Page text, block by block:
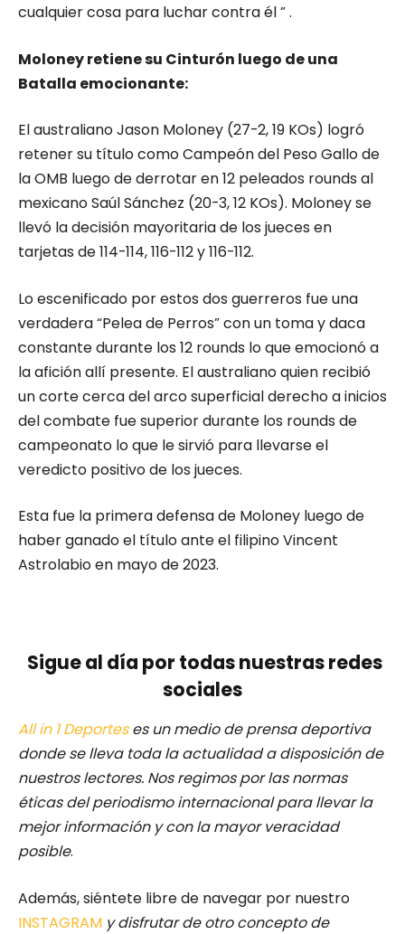
cualquier cosa para luchar contra él ” .
Moloney retiene su Cinturón luego de una
Batalla emocionante:
El australiano Jason Moloney (27-2, 19 KOs) logró
retener su título como Campeón del Peso Gallo de
la OMB luego de derrotar en 12 peleados rounds al
mexicano Saúl Sánchez (20-3, 12 KOs). Moloney se
llevó la decisión mayoritaria de los jueces en
tarjetas de 114-114, 116-112 y 116-112.
Lo escenificado por estos dos guerreros fue una
verdadera “Pelea de Perros” con un toma y daca
constante durante los 12 rounds lo que emocionó a
la afición allí presente. El australiano quien recibió
un corte cerca del arco superficial derecho a inicios
del combate fue superior durante los rounds de
campeonato lo que le sirvió para llevarse el
veredicto positivo de los jueces.
Esta fue la primera defensa de Moloney luego de
haber ganado el título ante el filipino Vincent
Astrolabio en mayo de 2023.
Sigue al día por todas nuestras redes
sociales
All in 1 Deporteses un medio de prensa deportiva
donde se lleva toda la actualidad a disposición de
nuestros lectores. Nos regimos por las normas
éticas del periodismo internacional para llevar la
mejor información y con la mayor veracidad
posible.
Además, siéntete libre de navegar por nuestro
INSTAGRAM y disfrutar de otro concepto de